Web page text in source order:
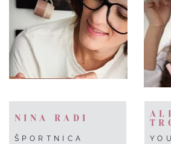
NINA RADI
ŠPORTNICA